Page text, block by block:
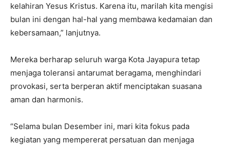
kelahiran Yesus Kristus. Karena itu, marilah kita mengisi
bulan ini dengan hal-hal yang membawa kedamaian dan
kebersamaan,” lanjutnya.
‎Mereka berharap seluruh warga Kota Jayapura tetap
menjaga toleransi antarumat beragama, menghindari
provokasi, serta berperan aktif menciptakan suasana
aman dan harmonis.
‎“Selama bulan Desember ini, mari kita fokus pada
kegiatan yang mempererat persatuan dan menjaga